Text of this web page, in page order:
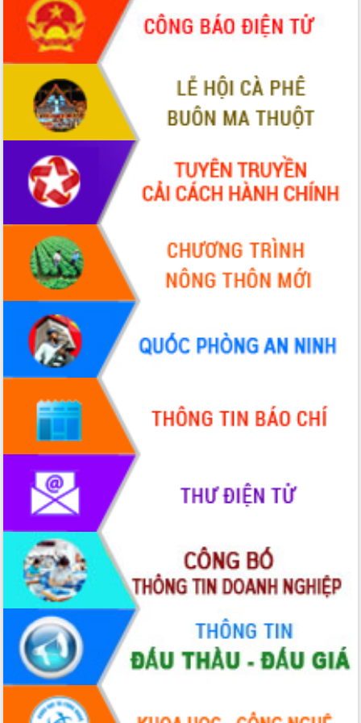
món ăn từ sầu riêng
Đắk Lắk công bố Quy hoạch và xúc
tiến đầu tư tỉnh
Ngành cá ngừ Đắk Lắk chủ động thích
ứng để giữ vững thị trường xuất khẩu
Diễn đàn Kinh tế tư nhân Việt Nam đột
phá cơ chế - Hợp tác công tư
Đề án 06 tạo bước ngoặt đột phá trong
cải cách hành chính tỉnh Đắk Lắk
Kết nối tour, đẩy mạnh chuyển đổi số
để phát triển du lịch Đắk Lắk
Khởi động Dự án Đầu tư xây dựng hạ
tầng kỹ thuật Cụm công nghiệp Tân
Gặp mặt các cơ quan báo chí nhân Kỷ
niệm 101 năm Ngày Báo chí Cách
mạng Việt Nam
Đắk Lắk sơ kết 4 năm triển khai thực
hiện Đề án 06 của Chính phủ
Họp báo thông tin về Hội nghị Công bố
Quy hoạch và Xúc tiến đầu tư tỉnh Đắk
Lắk
Khơi thông điểm nghẽn, đẩy nhanh
giải ngân vốn khắc phục thiên tai
HĐND tỉnh thông qua điều chỉnh Quy
hoạch tỉnh thời kỳ 2021-2030
Hội thảo góp ý hồ sơ điều chỉnh quy
hoạch tỉnh Đắk Lắk thời kỳ 2021-2030,
tầm nhìn đến năm 2050
Nâng cao hiệu quả hoạt động của các
doanh nghiệp nhà nước
Hội nghị triển khai kết nối mạng
truyền số liệu chuyên dùng phục vụ cơ
quan Đảng, Nhà nước
Lễ phát động chuỗi hoạt động chung
tay làm sạch môi trường
Xã Ea Kar bước chuyển mình trong
công tác cải cách hành chính mô hình
mới
UBND tỉnh họp báo định kỳ tháng 4
năm 2026